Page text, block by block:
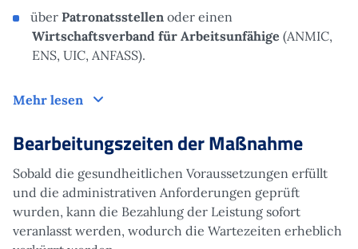
über Patronatsstellen oder einen
Wirtschaftsverband für Arbeitsunfähige (ANMIC,
ENS, UIC, ANFASS).
Mehr lesen Antrag
Bearbeitungszeiten der Maßnahme
Sobald die gesundheitlichen Voraussetzungen erfüllt
und die administrativen Anforderungen geprüft
wurden, kann die Bezahlung der Leistung sofort
veranlasst werden, wodurch die Wartezeiten erheblich